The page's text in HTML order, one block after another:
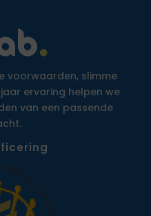
voorwaarden, slimme
ervaring helpen we
van een passende